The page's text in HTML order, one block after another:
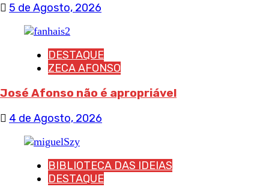
5 de Agosto, 2026
DESTAQUE
ZECA AFONSO
José Afonso não é apropriável
4 de Agosto, 2026
BIBLIOTECA DAS IDEIAS
DESTAQUE